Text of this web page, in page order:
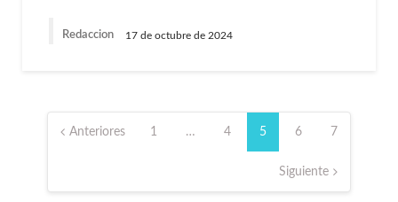
Redaccion 17 de octubre de 2024
Paginación
de Anteriores 1 … 4 5 6 7
Siguiente